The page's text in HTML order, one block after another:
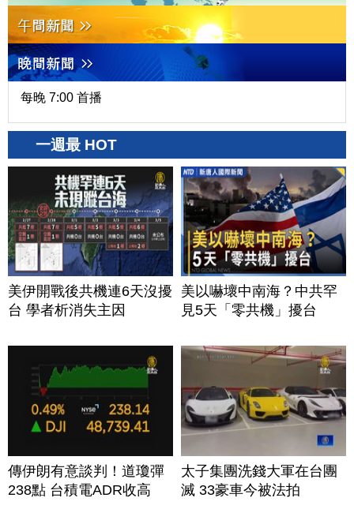
每晚 7:00 首播
一週最 HOT
美伊開戰後共機連6天沒擾
台 學者析消失主因
美以嚇壞中南海？中共罕
見5天「零共機」擾台
傳伊朗有意談判！道瓊彈
238點 台積電ADR收高
太子集團洗錢大軍在台團
滅 33豪車今被法拍